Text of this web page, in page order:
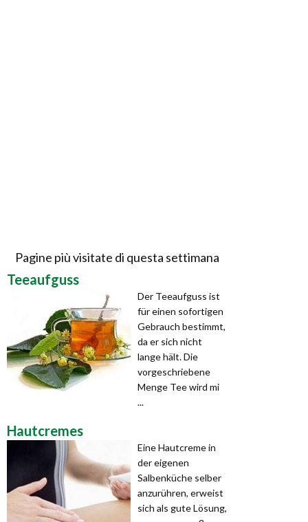
Pagine più visitate di questa settimana
Teeaufguss
Der Teeaufguss ist
für einen sofortigen
Gebrauch bestimmt,
da er sich nicht
lange hält. Die
vorgeschriebene
Menge Tee wird mi
...
Hautcremes
Eine Hautcreme in
der eigenen
Salbenküche selber
anzurühren, erweist
sich als gute Lösung,